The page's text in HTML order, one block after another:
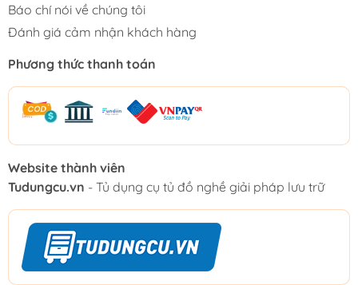
Báo chí nói về chúng tôi
Đánh giá cảm nhận khách hàng
Phương thức thanh toán
Website thành viên
Tudungcu.vn - Tủ dụng cụ tủ đồ nghề giải pháp lưu trữ